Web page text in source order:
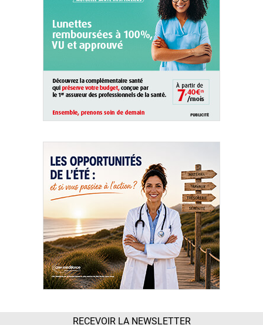
RECEVOIR LA NEWSLETTER